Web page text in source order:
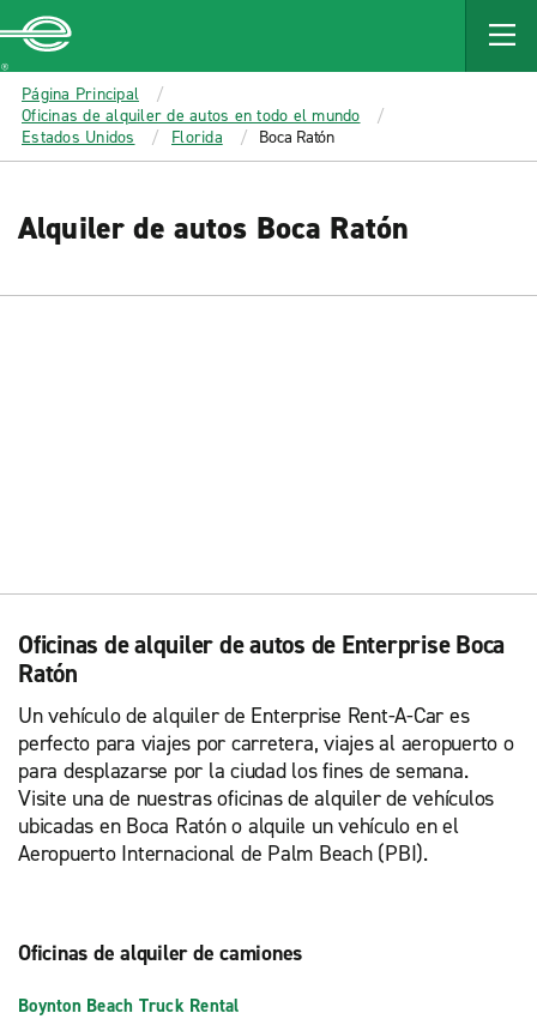
MAIN
CONTENT
Enterprise
Página Principal
Oficinas de alquiler de autos en todo el mundo
Estados Unidos
Florida Boca Ratón
Alquiler de autos Boca Ratón
Oficinas de alquiler de autos de Enterprise Boca
Ratón
Un vehículo de alquiler de Enterprise Rent-A-Car es
perfecto para viajes por carretera, viajes al aeropuerto o
para desplazarse por la ciudad los fines de semana.
Visite una de nuestras oficinas de alquiler de vehículos
ubicadas en Boca Ratón o alquile un vehículo en el
Aeropuerto Internacional de Palm Beach (PBI).
Oficinas de alquiler de camiones
Boynton Beach Truck Rental